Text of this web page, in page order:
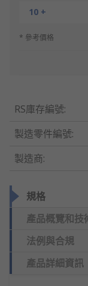
10 +
* 參考價格
RS庫存編號:
製造零件編號:
製造商:
規格
產品概覽和技
法例與合規
產品詳細資訊